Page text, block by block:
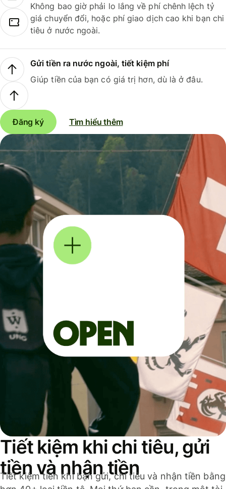
Không bao giờ phải lo lắng về phí chênh lệch tỷ
giá chuyển đổi, hoặc phí giao dịch cao khi bạn chi
tiêu ở nước ngoài.
Gửi tiền ra nước ngoài, tiết kiệm phí
Giúp tiền của bạn có giá trị hơn, dù là ở đâu.
Đăng ký Tìm hiểu thêm
Tiết kiệm khi chi tiêu, gửi
tiền và nhận tiền
Tiết kiệm tiền khi bạn gửi, chi tiêu và nhận tiền bằng